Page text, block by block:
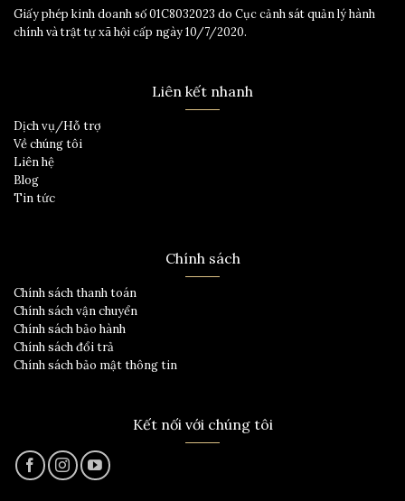
Giấy phép kinh doanh số 01C8032023 do Cục cảnh sát quản lý hành
chính và trật tự xã hội cấp ngày 10/7/2020.
Liên kết nhanh
Dịch vụ/Hỗ trợ
Về chúng tôi
Liên hệ
Blog
Tin tức
Chính sách
Chính sách thanh toán
Chính sách vận chuyển
Chính sách bảo hành
Chính sách đổi trả
Chính sách bảo mật thông tin
Kết nối với chúng tôi